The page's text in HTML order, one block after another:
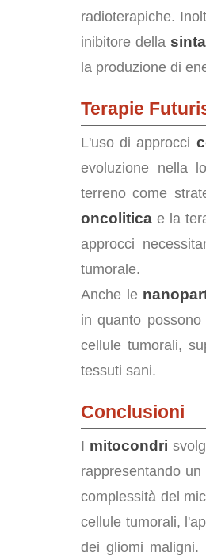
radioterapiche.
inibitore della
la produzione di
Terapie
L'uso di approcci
evoluzione nella
terreno come
oncolitica e la
approcci
tumorale.
Anche le
in quanto
cellule tumorali,
tessuti sani.
Conclusioni
I mitocondri
rappresentando
complessità del
cellule tumorali,
dei gliomi maligni.